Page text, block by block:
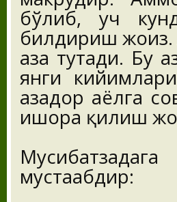
бўлиб, уч
билдириш жоиз.
аза тутади. Бу
янги
азадор аёлга
ишора қилиш
мустаҳабдир: